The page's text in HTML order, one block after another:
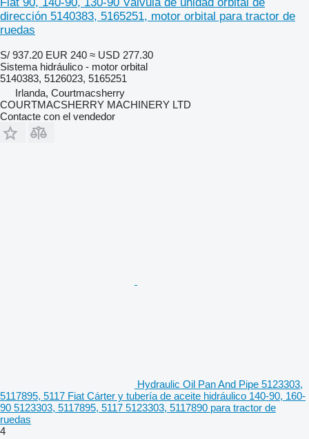
dirección 5140383, 5165251, motor orbital para tractor de
ruedas
S/ 937.20 EUR 240 ≈ USD 277.30
Sistema hidráulico - motor orbital
5140383, 5126023, 5165251
Irlanda, Courtmacsherry
COURTMACSHERRY MACHINERY LTD
Contacte con el vendedor
Hydraulic Oil Pan And Pipe 5123303,
5117895, 5117 Fiat Cárter y tubería de aceite hidráulico 140-90, 160-
90 5123303, 5117895, 5117 5123303, 5117890 para tractor de
ruedas
4